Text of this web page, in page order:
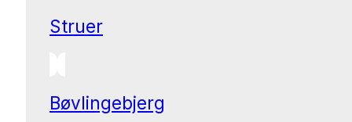
Struer
Bøvlingebjerg